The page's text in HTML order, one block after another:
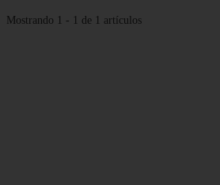
Mostrando 1 - 1 de 1 artículos